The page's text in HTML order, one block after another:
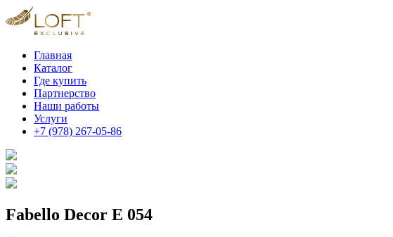
Главная
Каталог
Где купить
Партнерство
Наши работы
Услуги
+7 (978) 267-05-86
Fabello Decor E 054